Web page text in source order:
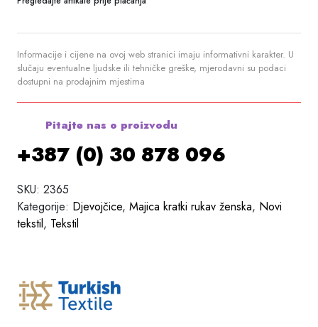
Informacije i cijene na ovoj web stranici imaju informativni karakter. U
slučaju eventualne ljudske ili tehničke greške, mjerodavni su podaci
dostupni na prodajnim mjestima
Pitajte nas o proizvodu
+387 (0) 30 878 096
SKU: 2365
Kategorije: Djevojčice, Majica kratki rukav ženska, Novi
tekstil, Tekstil